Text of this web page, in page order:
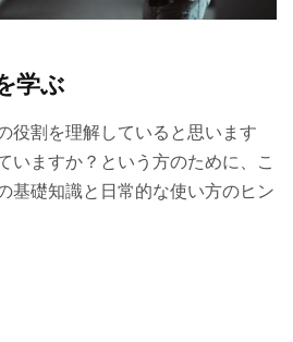
学ぶ
役割を理解していると思います
いますか？という方のために、こ
基礎知識と日常的な使い方のヒン